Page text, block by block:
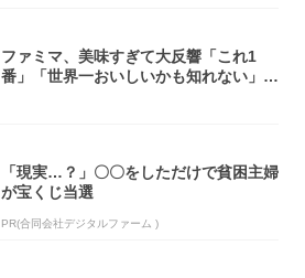
ファミマ、美味すぎて大反響「これ1
番」「世界一おいしいかも知れない」
「現実…？」〇〇をしただけで貧困主婦
が宝くじ当選
PR(合同会社デジタルファーム )